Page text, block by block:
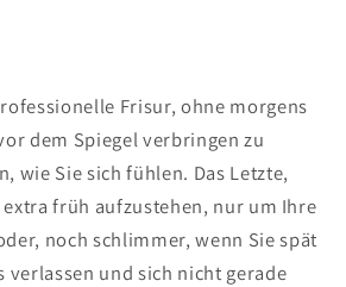
Frisur, ohne morgens
dem Spiegel verbringen zu
wie Sie sich fühlen. Das Letzte,
früh aufzustehen, nur um Ihre
noch schlimmer, wenn Sie spät
verlassen und sich nicht gerade